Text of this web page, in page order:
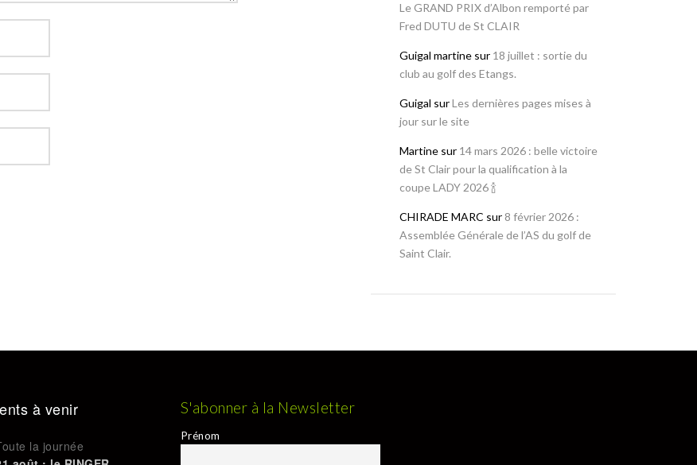
Le GRAND PRIX d’Albon remporté par
Fred DUTU de St CLAIR
Guigal martine sur 18 juillet : sortie du
club au golf des Etangs.
Guigal surLes dernières pages mises à
jour sur le site
Martine sur 14 mars 2026 : belle victoire
de St Clair pour la qualification à la
coupe LADY 2026 🍾
CHIRADE MARC sur 8 février 2026 :
Assemblée Générale de l’AS du golf de
Saint Clair.
à venir
la journée
S'abonner à la Newsletter
Prénom